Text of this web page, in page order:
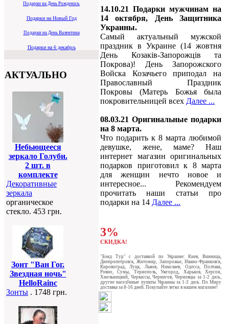
Подарки на День Рождениљ
Подарки на Новый Год
Подарки на День Валентина
Подарки на 6 декабрљ
АКТУАЛЬНО
Небьющееся
зеркало Голуби.
2 шт. в
комплекте
Декоративные
зеркала
органическое
стекло. 453 грн.
Зонт "Ван Гог.
Звездная ночь"
HelloRainc
Зонты . 1748 грн.
14.10.21 Подарки мужчинам на
14 октября, День Защитника
Украины.
Самый актуальный мужской
праздник в Украине (14 жовтня
День Козаків-Запорожців та
Покрова)! День Запорожского
Войска Козачьего приподал на
Православный Праздник
Покровы (Матерь Божья была
покровительницей всех Далее ...
08.03.21 Оригинальные подарки
на 8 марта.
Что подарить к 8 марта любимой
девушке, жене, маме? Наш
интернет магазин оригинальных
подарков приготовил к 8 марта
для женщин нечто новое и
интересное... Рекомендуем
прочитать наши статьи про
подарки на 14 Далее ...
3%
СКИДКА!
"Бэнд Тур" c доставкой по Украине: Киев, Винница,
Днепропетровск, Житомир, Запорожье, Ивано-Франковск,
Кировоград, Луцк, Львов, Николаев, Одесса, Полтава,
Ровно, Сумы, Тернополь, Ужгород, Харьков, Херсон,
Хмельницкий, Черкассы, Чернигов, Черновцы за 1-2 днљ,
другие населЈнные пункты Украины за 1-3 днљ. По Миру
доставка за 8-16 дней. Покупайте легко в нашем магазине!